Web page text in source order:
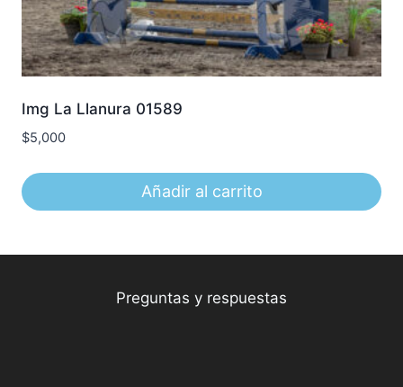
Img La Llanura 01589
$5,000
Añadir al carrito
Preguntas y respuestas